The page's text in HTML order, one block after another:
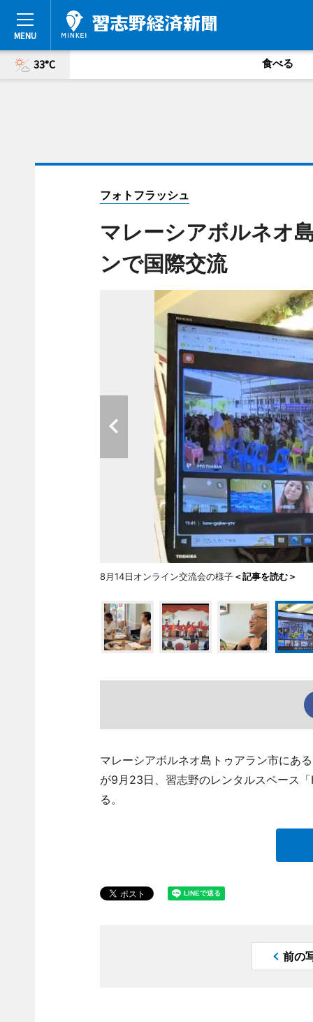
33°C 食べる
フォトフラッシュ
マレーシアボルネオ
ンで国際交流
8月14日オンライン交流会の様子＜記事を読む＞
マレーシアボルネオ島トゥアラン市にあ
が9月23日、習志野のレンタルスペース
る。
前の